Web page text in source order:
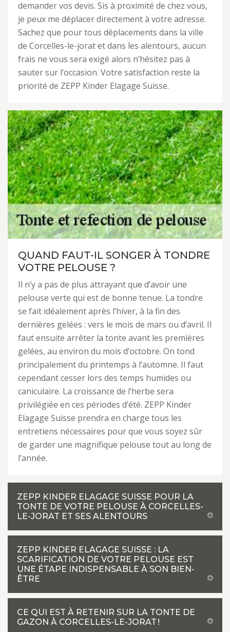
demander vos devis. Sis à proximité de chez vous,
je peux me déplacer directement à votre adresse.
Sachez que pour tous déplacements dans la ville
de Corcelles-le-jorat et dans les alentours, aucun
frais ne vous sera exigé alors n’hésitez pas à
sauter sur l’occasion. Votre satisfaction reste la
priorité de ZEPP Kinder Elagage Suisse.
QUAND FAUT-IL SONGER À TONDRE
VOTRE PELOUSE ?
Il n’y a pas de plus attrayant que d’avoir une
pelouse verte qui est de bonne tenue. La tondre
se fait idéalement après l’hiver, à la fin des
dernières gelées : vers le mois de mars ou d’avril. Il
faut ensuite arrêter la tonte avant les premières
gelées, au environ du mois d’octobre. On tond
principalement du printemps à l’automne. Il faut
cependant cesser lors des temps humides ou
caniculaire. La croissance de l’herbe sera
privilégiée en ces périodes d’été. ZEPP Kinder
Elagage Suisse prendra en charge tous les
entretiens nécessaires pour que vous soyez sûr
de garder une magnifique pelouse tout au long de
l’année.
ZEPP KINDER ELAGAGE SUISSE POUR LA
TONTE DE VOTRE PELOUSE À CORCELLES-
LE-JORAT ET SES ALENTOURS
ZEPP KINDER ELAGAGE SUISSE : LA
SCARIFICATION DE VOTRE PELOUSE EST
UNE ÉTAPE INDISPENSABLE À SON BIEN-
ÊTRE
CE QUI EST À RETENIR SUR LA TONTE DE
GAZON À CORCELLES-LE-JORAT !